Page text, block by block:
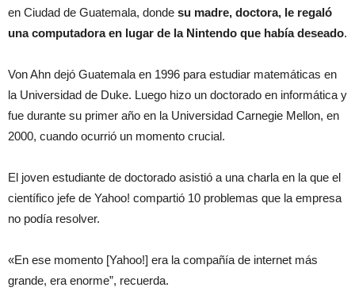
en Ciudad de Guatemala, donde su madre, doctora, le regaló
una computadora en lugar de la Nintendo que había deseado.
Von Ahn dejó Guatemala en 1996 para estudiar matemáticas en
la Universidad de Duke. Luego hizo un doctorado en informática y
fue durante su primer año en la Universidad Carnegie Mellon, en
2000, cuando ocurrió un momento crucial.
El joven estudiante de doctorado asistió a una charla en la que el
científico jefe de Yahoo! compartió 10 problemas que la empresa
no podía resolver.
«En ese momento [Yahoo!] era la compañía de internet más
grande, era enorme”, recuerda.